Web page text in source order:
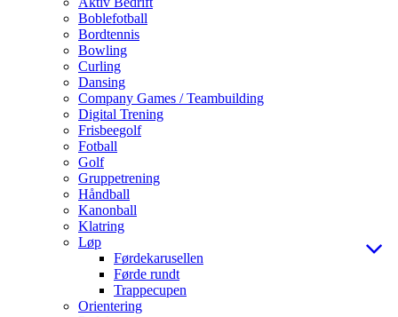
Boblefotball
Bordtennis
Bowling
Curling
Dansing
Company Games / Teambuilding
Digital Trening
Frisbeegolf
Fotball
Golf
Gruppetrening
Håndball
Kanonball
Klatring
Løp
Førdekarusellen
Førde rundt
Trappecupen
Orientering